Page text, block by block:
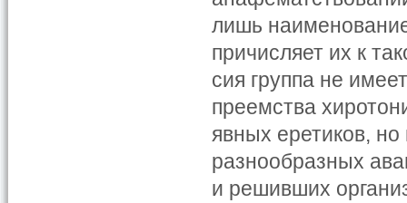
лишь
причисляет их к
сия группа не
преемства
явных еретиков,
разнообразных
и решивших